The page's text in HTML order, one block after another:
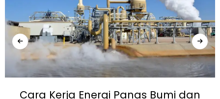
Cara Kerja Energi Panas Bumi dan